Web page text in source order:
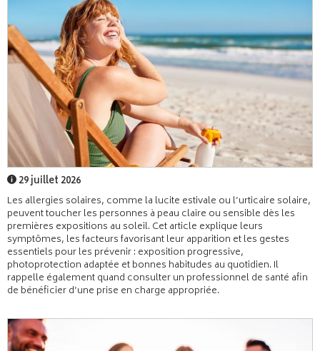
29 juillet 2026
Les allergies solaires, comme la lucite estivale ou l’urticaire solaire,
peuvent toucher les personnes à peau claire ou sensible dès les
premières expositions au soleil. Cet article explique leurs
symptômes, les facteurs favorisant leur apparition et les gestes
essentiels pour les prévenir : exposition progressive,
photoprotection adaptée et bonnes habitudes au quotidien. Il
rappelle également quand consulter un professionnel de santé afin
de bénéficier d’une prise en charge appropriée.